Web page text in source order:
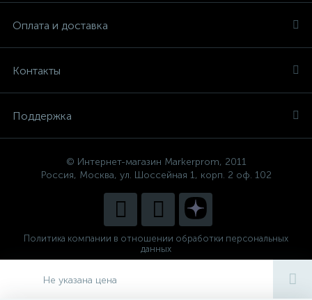
Не указана цена
Оплата и доставка
Контакты
Поддержка
© Интернет-магазин Markerprom, 2011
Россия, Москва, ул. Шоссейная 1, корп. 2 оф. 102
Политика компании в отношении обработки персональных
данных